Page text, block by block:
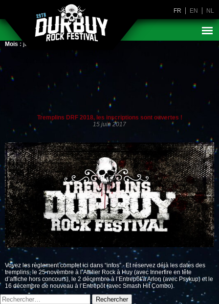
FR EN NL
Mois : juin 2017
Tremplins DRF 2018, les inscriptions sont ouvertes !
15 juin 2017
Voyez les règlement complet ici dans “infos”. Et réservez déjà les dates des
tremplins, le 25 novembre à l’Atelier Rock à Huy (avec Innerfire en tête
d’affiche hors concours), le 2 décembre à l’Entrepôt à Arlon (avec Psykup) et le
16 décembre de nouveau à l’Entrepôt (avec Smash Hit Combo).
Rechercher :